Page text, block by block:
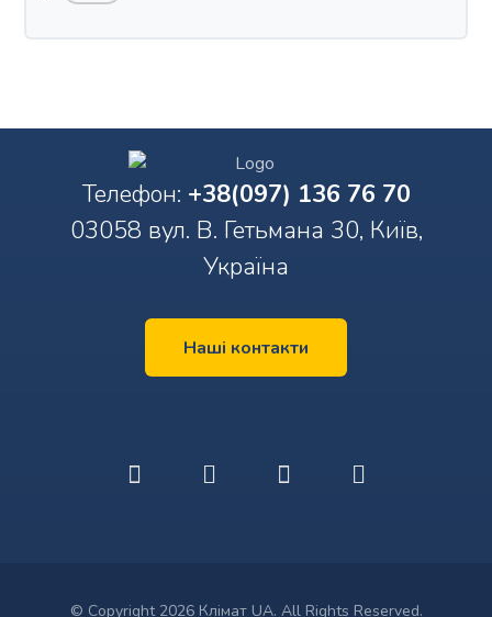
Телефон: +38(097) 136 76 70
03058 вул. В. Гетьмана 30, Київ,
Україна
Наші контакти
© Copyright 2026 Клімат UA. All Rights Reserved.